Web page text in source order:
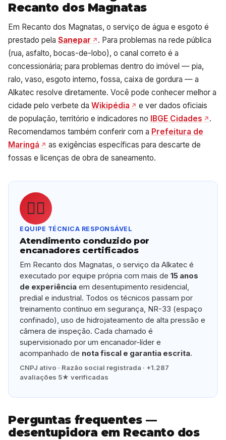
Recanto dos Magnatas
Em Recanto dos Magnatas, o serviço de água e esgoto é
prestado pela Sanepar
. Para problemas na rede pública
(rua, asfalto, bocas-de-lobo), o canal correto é a
concessionária; para problemas dentro do imóvel — pia,
ralo, vaso, esgoto interno, fossa, caixa de gordura — a
Alkatec resolve diretamente. Você pode conhecer melhor a
cidade pelo verbete da Wikipédia
e ver dados oficiais
de população, território e indicadores no IBGE Cidades
.
Recomendamos também conferir com a Prefeitura de
Maringá
as exigências específicas para descarte de
fossas e licenças de obra de saneamento.
👷‍♂️
EQUIPE TÉCNICA RESPONSÁVEL
Atendimento conduzido por
encanadores certificados
Em Recanto dos Magnatas, o serviço da Alkatec é
executado por equipe própria com mais de15 anos
de experiência em desentupimento residencial,
predial e industrial. Todos os técnicos passam por
treinamento contínuo em segurança, NR-33 (espaço
confinado), uso de hidrojateamento de alta pressão e
câmera de inspeção. Cada chamado é
supervisionado por um encanador-líder e
acompanhado de nota fiscal e garantia escrita.
CNPJ ativo · Razão social registrada · +1.287
avaliações 5★ verificadas
Perguntas frequentes —
desentupidora em Recanto dos